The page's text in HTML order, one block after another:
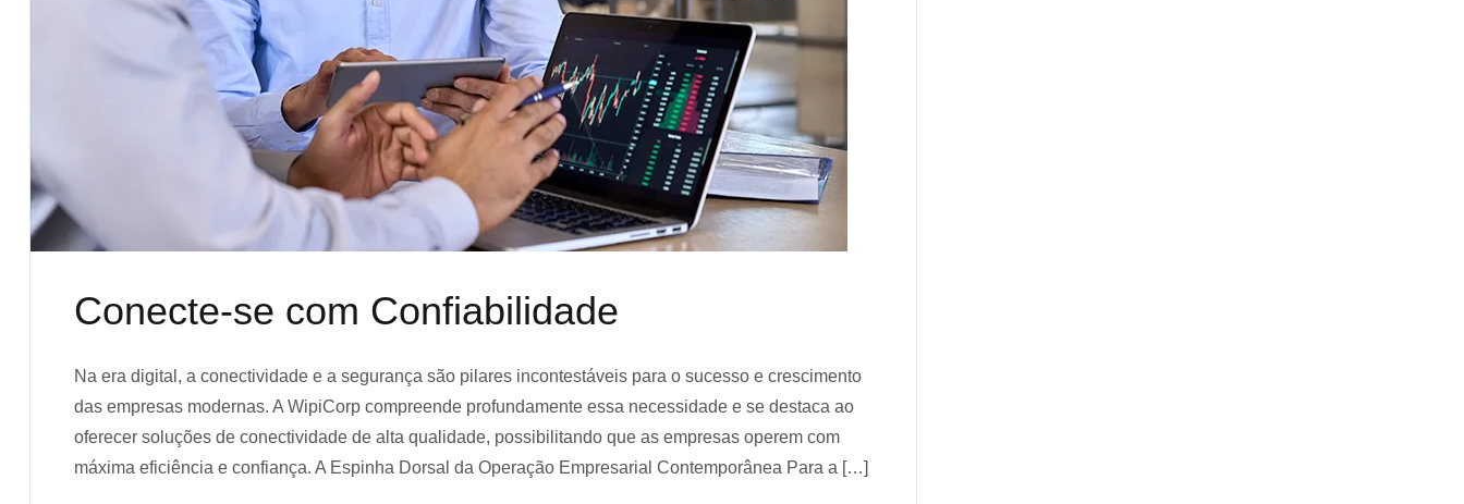
Conecte-se com Confiabilidade
Na era digital, a conectividade e a segurança são pilares incontestáveis para o sucesso e crescimento
das empresas modernas. A WipiCorp compreende profundamente essa necessidade e se destaca ao
oferecer soluções de conectividade de alta qualidade, possibilitando que as empresas operem com
máxima eficiência e confiança. A Espinha Dorsal da Operação Empresarial Contemporânea Para a […]